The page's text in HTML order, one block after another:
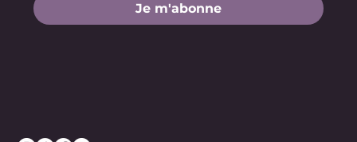
Je m'abonne